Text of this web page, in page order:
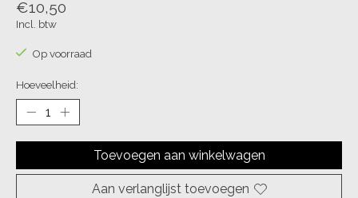
€10,50
Incl. btw
Op voorraad
Hoeveelheid:
Toevoegen aan winkelwagen
Aan verlanglijst toevoegen